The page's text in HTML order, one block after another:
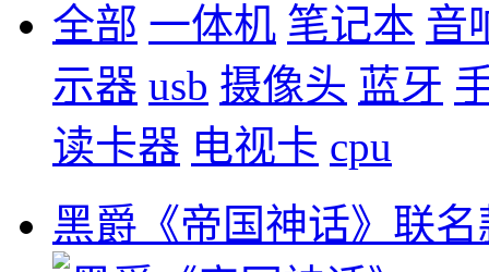
全部 一体机 笔记本 音
示器 usb 摄像头 蓝牙
读卡器 电视卡 cpu
黑爵《帝国神话》联